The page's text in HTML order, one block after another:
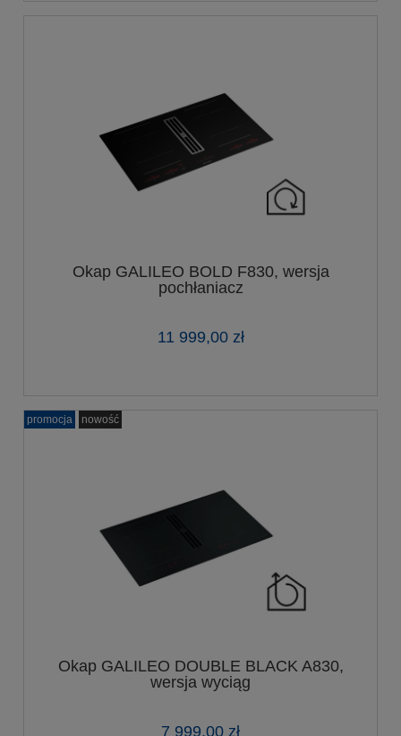
Okap GALILEO BOLD F830, wersja
pochłaniacz
11 999,00 zł
Okap GALILEO DOUBLE BLACK A830,
wersja wyciąg
7 999,00 zł
promocja nowość